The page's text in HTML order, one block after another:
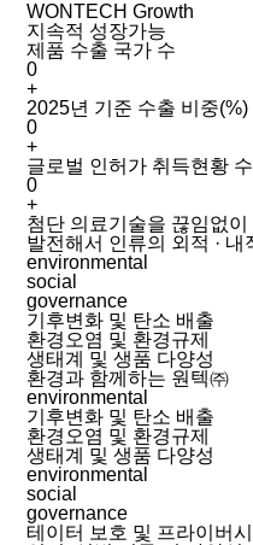
WONTECH Growth
지속적 성장가능
제품 수출 국가 수
0
+
2025년 기준 수출 비중(%)
0
+
글로벌 인허가 취득현황 수
0
+
첨단 의료기술을 끊임없이
발전해서 인류의 외적 ·
environmental
social
governance
기후변화 및 탄소 배출
환경오염 및 환경규제
생태계 및 생품 다양성
환경과 함께하는 원텍㈜
environmental
기후변화 및 탄소 배출
환경오염 및 환경규제
생태계 및 생품 다양성
environmental
social
governance
테이터 보호 및 프라이버시